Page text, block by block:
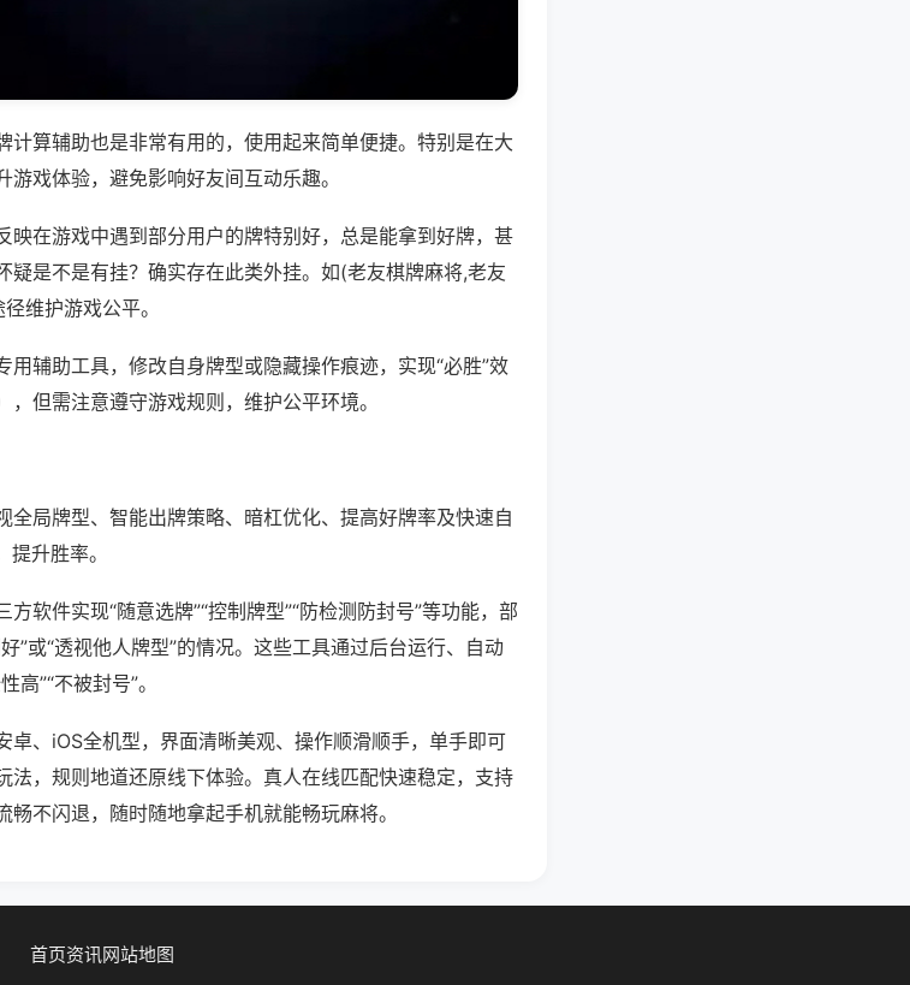
计算辅助也是非常有用的，使用起来简单便捷。特别是在大
戏体验，避免影响好友间互动乐趣。
映在游戏中遇到部分用户的牌特别好，总是能拿到好牌，甚
疑是不是有挂？确实存在此类外挂。如(老友棋牌麻将,老友
维护游戏公平。
用辅助工具，修改自身牌型或隐藏操作痕迹，实现“必胜”效
但需注意遵守游戏规则，维护公平环境。
全局牌型、智能出牌策略、暗杠优化、提高好牌率及快速自
升胜率。
软件实现“随意选牌”“控制牌型”“防检测防封号”等功能，部
”或“透视他人牌型”的情况。这些工具通过后台运行、自动
”“不被封号”。
卓、iOS全机型，界面清晰美观、操作顺滑顺手，单手即可
法，规则地道还原线下体验。真人在线匹配快速稳定，支持
不闪退，随时随地拿起手机就能畅玩麻将。
首页资讯网站地图